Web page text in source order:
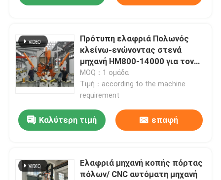
Πρότυπη ελαφριά Πολωνός
κλείνω-ενώνοντας στενά
μηχανή HM800-14000 για τον
υψηλό ιστό μονοπωλιακό
MOQ：1 ομάδα
Τιμή：according to the machine
requirement
Καλύτερη τιμή επαφή
Ελαφριά μηχανή κοπής πόρτας
πόλων/ CNC αυτόματη μηχανή